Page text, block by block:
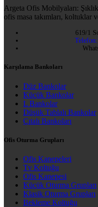
Argeta Ofis Mobilyaları:
ofis masa takımları, koltuklar
619/1
Karşılama Bankoları
Düz Bankolar
Küçük Bankolar
L Bankolar
Düşük Tablalı Bankolar
Çıtalı Bankoları
Ofis Oturma Grupları
Ofis Kanepeleri
Tv Koltuğu
Ofis Kanepesi
Küçük Oturma Grupları
Klasik Oturma Grupları
Bekleme Koltuğu